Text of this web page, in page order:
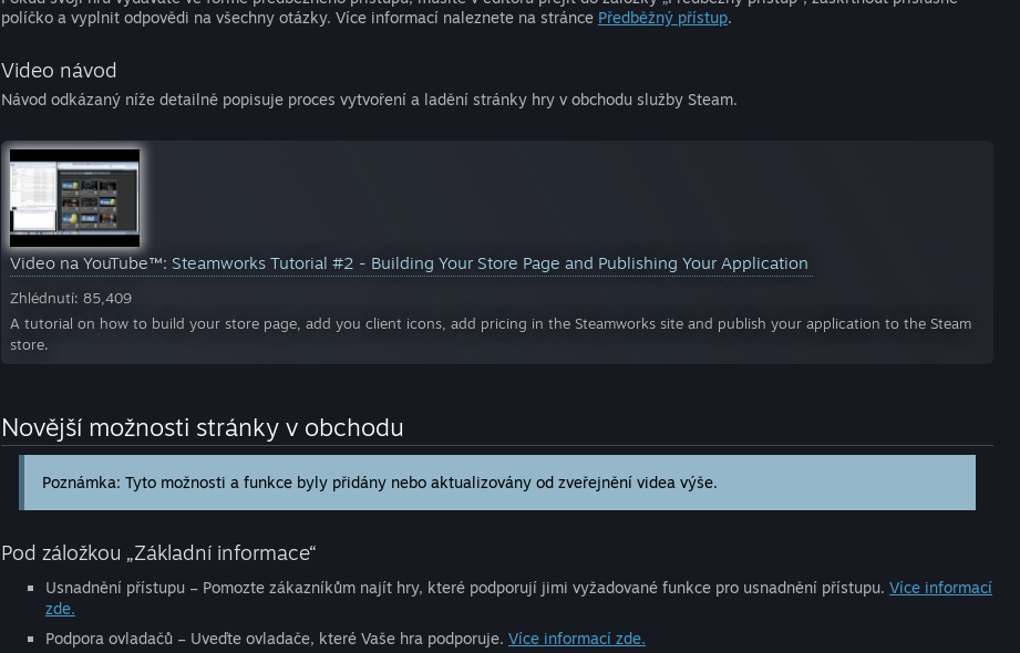
políčko a vyplnit odpovědi na všechny otázky. Více informací naleznete na stránce Předběžný přístup.
Video návod
Návod odkázaný níže detailně popisuje proces vytvoření a ladění stránky hry v obchodu služby Steam.
Video na YouTube™: Steamworks Tutorial #2 - Building Your Store Page and Publishing Your Application
Zhlédnutí: 85,409
A tutorial on how to build your store page, add you client icons, add pricing in the Steamworks site and publish your application to the Steam
store.
Novější možnosti stránky v obchodu
Poznámka: Tyto možnosti a funkce byly přidány nebo aktualizovány od zveřejnění videa výše.
Pod záložkou „Základní informace“
Usnadnění přístupu – Pomozte zákazníkům najít hry, které podporují jimi vyžadované funkce pro usnadnění přístupu. Více informací
zde.
Podpora ovladačů – Uveďte ovladače, které Vaše hra podporuje. Více informací zde.